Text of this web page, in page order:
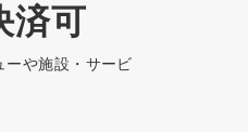
済可
ーや施設・サービ